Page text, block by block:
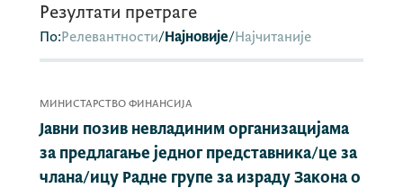
Резултати претраге
По:Релевантности/Најновије/Најчитаније
МИНИСТАРСТВО ФИНАНСИЈА
Јавни позив невладиним организацијама
за предлагање једног представника/це за
члана/ицу Радне групе за израду Закона о